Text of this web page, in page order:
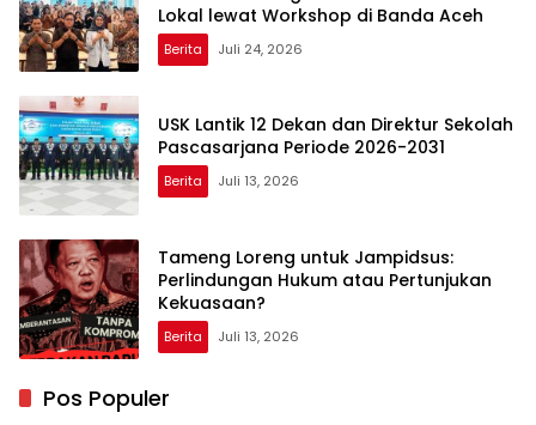
Lokal lewat Workshop di Banda Aceh
Berita Juli 24, 2026
USK Lantik 12 Dekan dan Direktur Sekolah
Pascasarjana Periode 2026-2031
Berita Juli 13, 2026
Tameng Loreng untuk Jampidsus:
Perlindungan Hukum atau Pertunjukan
Kekuasaan?
Berita Juli 13, 2026
Pos Populer